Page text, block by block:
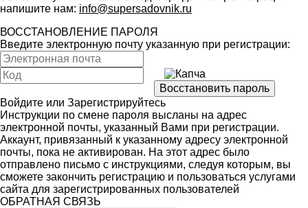
напишите нам: info@supersadovnik.ru
ВОССТАНОВЛЕНИЕ ПАРОЛЯ
Введите электронную почту указанную при регистрации:
Войдите или Зарегистрируйтесь
Инструкции по смене пароля высланы на адрес
электронной почты, указанный Вами при регистрации.
Аккаунт, привязанный к указанному адресу электронной
почты, пока не активирован. На этот адрес было
отправлено письмо с инструкциями, следуя которым, вы
сможете закончить регистрацию и пользоваться услугами
сайта для зарегистрированных пользователей
ОБРАТНАЯ СВЯЗЬ